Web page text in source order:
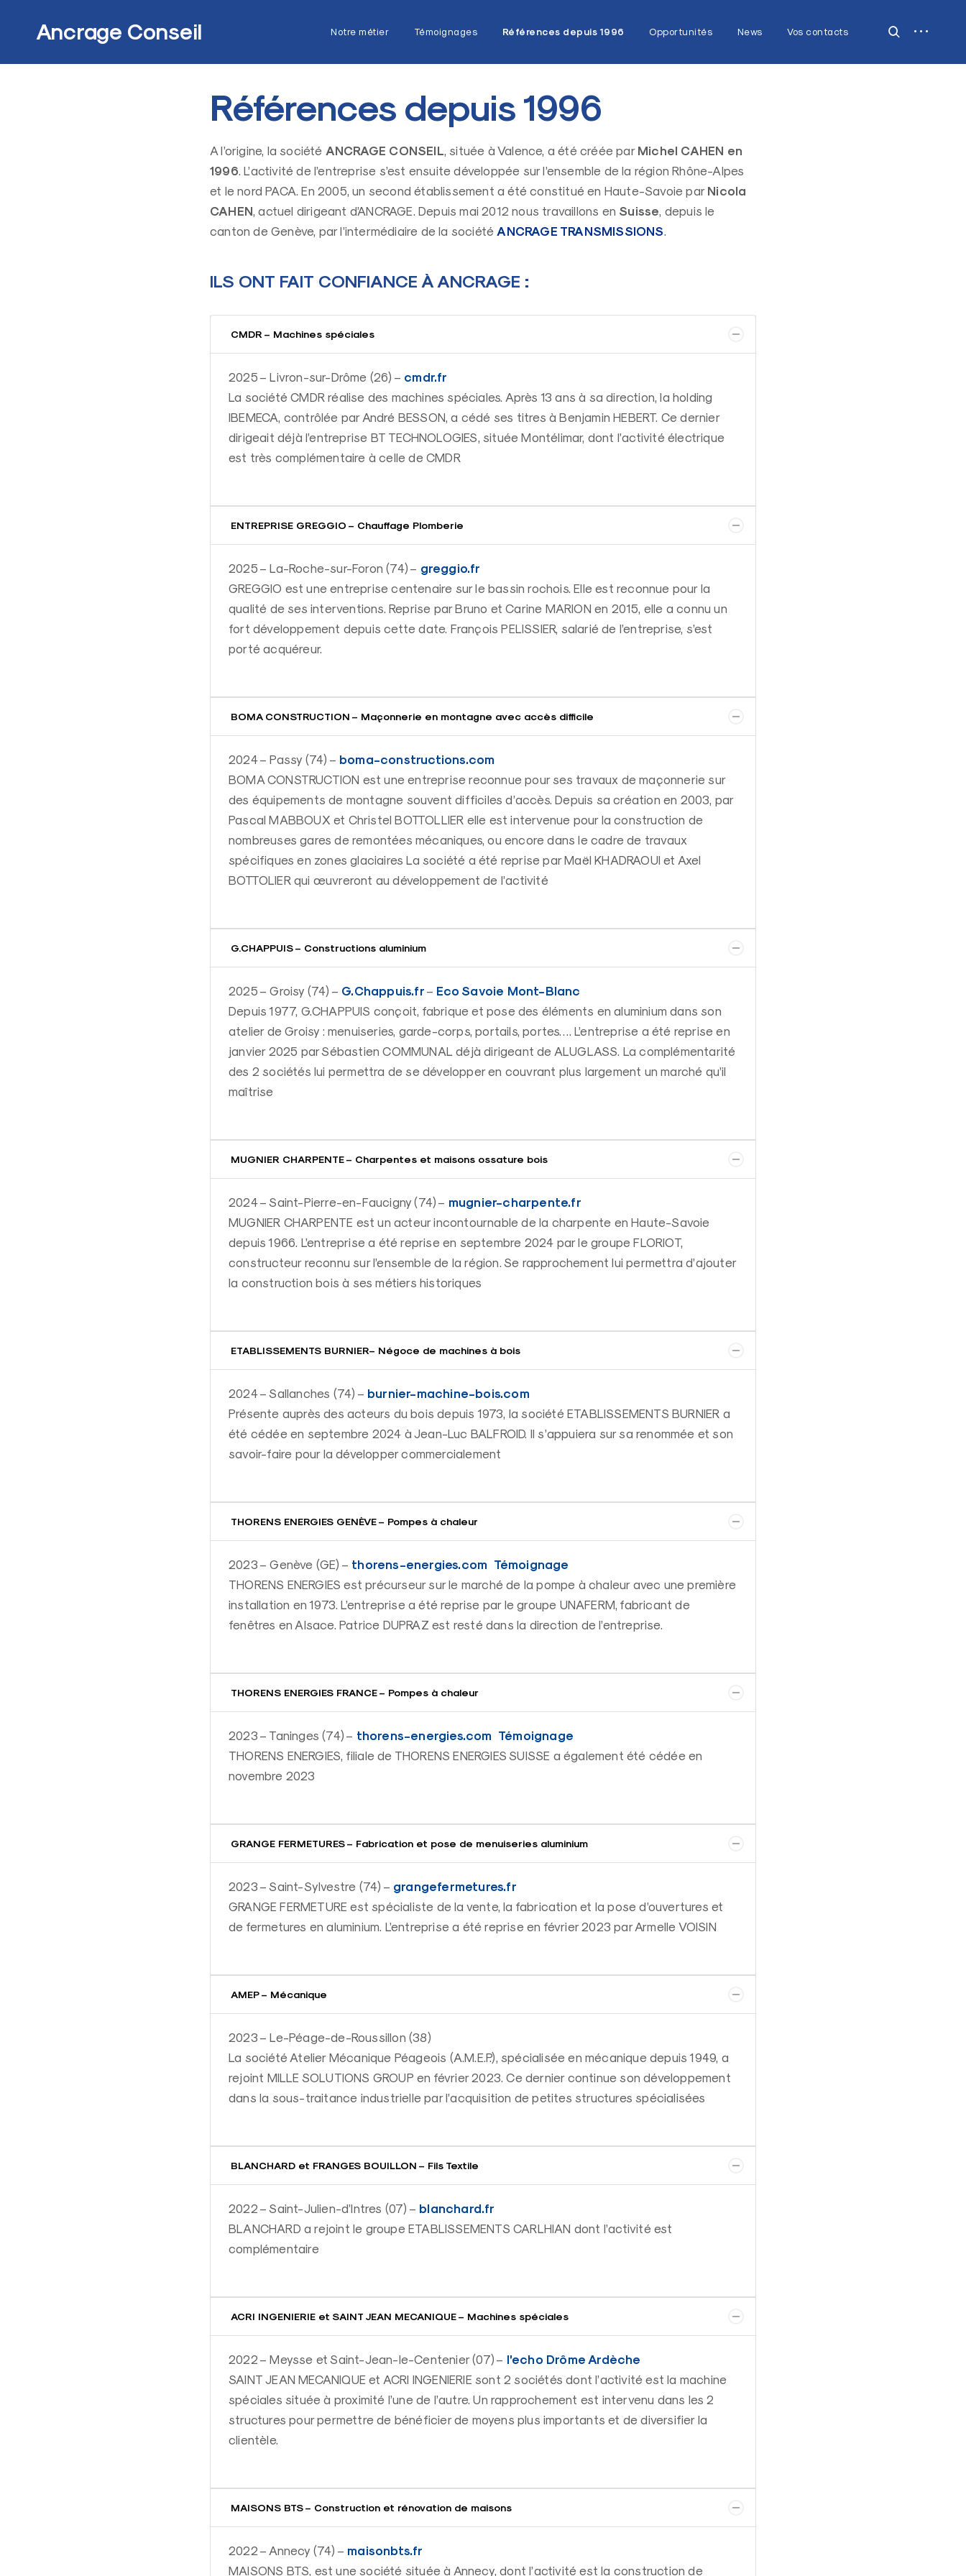
contentAncrage Conseil Notre métier Témoignages Références depuis 1996 Opportunités News Vos contacts
open
open
Références depuis 1996
A l’origine, la société ANCRAGE CONSEIL, située à Valence, a été créée par Michel CAHEN en
1996. L’activité de l’entreprise s’est ensuite développée sur l’ensemble de la région Rhône-Alpes
et le nord PACA. En 2005, un second établissement a été constitué en Haute-Savoie par Nicola
CAHEN, actuel dirigeant d’ANCRAGE. Depuis mai 2012 nous travaillons en Suisse, depuis le
canton de Genève, par l’intermédiaire de la sociétéANCRAGE TRANSMISSIONS.
ILS ONT FAIT CONFIANCE À ANCRAGE :
CMDR – Machines spéciales
2025 – Livron-sur-Drôme (26) – cmdr.fr
La société CMDR réalise des machines spéciales. Après 13 ans à sa direction, la holding
IBEMECA, contrôlée par André BESSON, a cédé ses titres à Benjamin HEBERT. Ce dernier
dirigeait déjà l’entreprise BT TECHNOLOGIES, située Montélimar, dont l’activité électrique
est très complémentaire à celle de CMDR
ENTREPRISE GREGGIO – Chauffage Plomberie
2025 – La-Roche-sur-Foron (74) – greggio.fr
GREGGIO est une entreprise centenaire sur le bassin rochois. Elle est reconnue pour la
qualité de ses interventions. Reprise par Bruno et Carine MARION en 2015, elle a connu un
fort développement depuis cette date. François PELISSIER, salarié de l’entreprise, s’est
porté acquéreur.
BOMA CONSTRUCTION – Maçonnerie en montagne avec accès difficile
2024 – Passy (74) – boma-constructions.com
BOMA CONSTRUCTION est une entreprise reconnue pour ses travaux de maçonnerie sur
des équipements de montagne souvent difficiles d’accès. Depuis sa création en 2003, par
Pascal MABBOUX et Christel BOTTOLLIER elle est intervenue pour la construction de
nombreuses gares de remontées mécaniques, ou encore dans le cadre de travaux
spécifiques en zones glaciaires La société a été reprise par Maël KHADRAOUI et Axel
BOTTOLIER qui œuvreront au développement de l’activité
G.CHAPPUIS – Constructions aluminium
2025 – Groisy (74) – G.Chappuis.fr – Eco Savoie Mont-Blanc
Depuis 1977, G.CHAPPUIS conçoit, fabrique et pose des éléments en aluminium dans son
atelier de Groisy : menuiseries, garde-corps, portails, portes…. L’entreprise a été reprise en
janvier 2025 par Sébastien COMMUNAL déjà dirigeant de ALUGLASS. La complémentarité
des 2 sociétés lui permettra de se développer en couvrant plus largement un marché qu’il
maîtrise
MUGNIER CHARPENTE – Charpentes et maisons ossature bois
2024 – Saint-Pierre-en-Faucigny (74) – mugnier-charpente.fr
MUGNIER CHARPENTE est un acteur incontournable de la charpente en Haute-Savoie
depuis 1966. L’entreprise a été reprise en septembre 2024 par le groupe FLORIOT,
constructeur reconnu sur l’ensemble de la région. Se rapprochement lui permettra d’ajouter
la construction bois à ses métiers historiques
ETABLISSEMENTS BURNIER– Négoce de machines à bois
2024 – Sallanches (74) – burnier-machine-bois.com
Présente auprès des acteurs du bois depuis 1973, la société ETABLISSEMENTS BURNIER a
été cédée en septembre 2024 à Jean-Luc BALFROID. Il s’appuiera sur sa renommée et son
savoir-faire pour la développer commercialement
THORENS ENERGIES GENÈVE – Pompes à chaleur
2023 – Genève (GE) – thorens-energies.com Témoignage
THORENS ENERGIES est précurseur sur le marché de la pompe à chaleur avec une première
installation en 1973. L’entreprise a été reprise par le groupe UNAFERM, fabricant de
fenêtres en Alsace. Patrice DUPRAZ est resté dans la direction de l’entreprise.
THORENS ENERGIES FRANCE – Pompes à chaleur
2023 – Taninges (74) – thorens-energies.com Témoignage
THORENS ENERGIES, filiale de THORENS ENERGIES SUISSE a également été cédée en
novembre 2023
GRANGE FERMETURES – Fabrication et pose de menuiseries aluminium
2023 – Saint-Sylvestre (74) – grangefermetures.fr
GRANGE FERMETURE est spécialiste de la vente, la fabrication et la pose d’ouvertures et
de fermetures en aluminium. L’entreprise a été reprise en février 2023 par Armelle VOISIN
AMEP – Mécanique
2023 – Le-Péage-de-Roussillon (38)
La société Atelier Mécanique Péageois (A.M.E.P.), spécialisée en mécanique depuis 1949, a
rejoint MILLE SOLUTIONS GROUP en février 2023. Ce dernier continue son développement
dans la sous-traitance industrielle par l’acquisition de petites structures spécialisées
BLANCHARD et FRANGES BOUILLON – Fils Textile
2022 – Saint-Julien-d’Intres (07) – blanchard.fr
BLANCHARD a rejoint le groupe ETABLISSEMENTS CARLHIAN dont l’activité est
complémentaire
ACRI INGENIERIE et SAINT JEAN MECANIQUE – Machines spéciales
2022 – Meysse et Saint-Jean-le-Centenier (07) – l’echo Drôme Ardèche
SAINT JEAN MECANIQUE et ACRI INGENIERIE sont 2 sociétés dont l’activité est la machine
spéciales située à proximité l’une de l’autre. Un rapprochement est intervenu dans les 2
structures pour permettre de bénéficier de moyens plus importants et de diversifier la
clientèle.
MAISONS BTS – Construction et rénovation de maisons
2022 – Annecy (74) – maisonbts.fr
MAISONS BTS, est une société située à Annecy, dont l’activité est la construction de